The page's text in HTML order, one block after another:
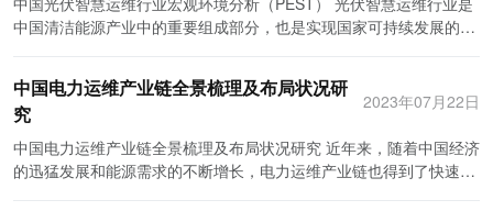
电力企业的合作，共同推进电力行业的信息化和智能化进程。同时，
企业还可以利用自身的专业优势，提供一站式的解决方案，为电力企
持和项目扶持，加快产品的普及和推广。 针对以上战略布局，提出以
下建议。首先，企业应加强对人才的引进和培养。大数据行业需要大
的合作，培养更多具备大数据分析能力的人才。其次，企业应加强技
术研发和创新，提高大数据技术的实用性和可靠性。可以通过建立实
府通过提高市场准入门槛和对环境保护的要求等手段，促进了电力行
大数据行业的发展创造了广阔的市场空间。电力行业是经济发展的重
要基础，电力大数据行业的兴起将为电力产业链提供更多的增值服
务，并带动相关产业的发展。同时，电力大数据行业的发展还将为国
家提供可观的经济效益，推动中国经济走向高质量发展。 社会环境方
面，随着人们生活水平的提高和对能源消耗的日益关注，社会对于电
中国清洁能源产业中的重要组成部分，也是实现国家可持续发展的关
遇和挑战，为行业发展提供参考。 政治环境：在政治层面上，中国政
府高度重视清洁能源行业的发展。政府出台了一系列政策和法规，鼓
励投资光伏智慧运维行业。同时，政府还建立了区域光伏示范项目，
为光伏智慧运维行业提供了广阔的市场空间。然而，政府监管和审查
中国电力运维产业链全景梳理及布局状况研
究
2023年07月22日
中国电力运维产业链全景梳理及布局状况研究 近年来，随着中国经济
的迅猛发展和能源需求的不断增长，电力运维产业链也得到了快速发